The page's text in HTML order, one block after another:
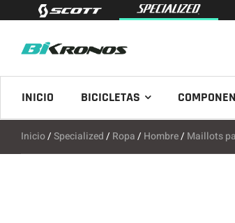
INICIO BICICLETAS
Inicio/Specialized/ Ropa/ Hombre/ Maillots